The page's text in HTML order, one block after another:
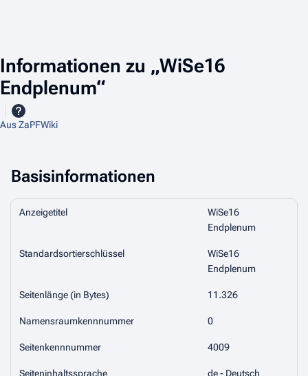
Informationen zu „WiSe16
Endplenum“
Aus ZaPFWiki
Basisinformationen
Anzeigetitel
WiSe16
Endplenum
Standardsortierschlüssel
WiSe16
Endplenum
Seitenlänge (in Bytes) 11.326
Namensraumkennnummer 0
Seitenkennnummer 4009
Seiteninhaltssprache de - Deutsch